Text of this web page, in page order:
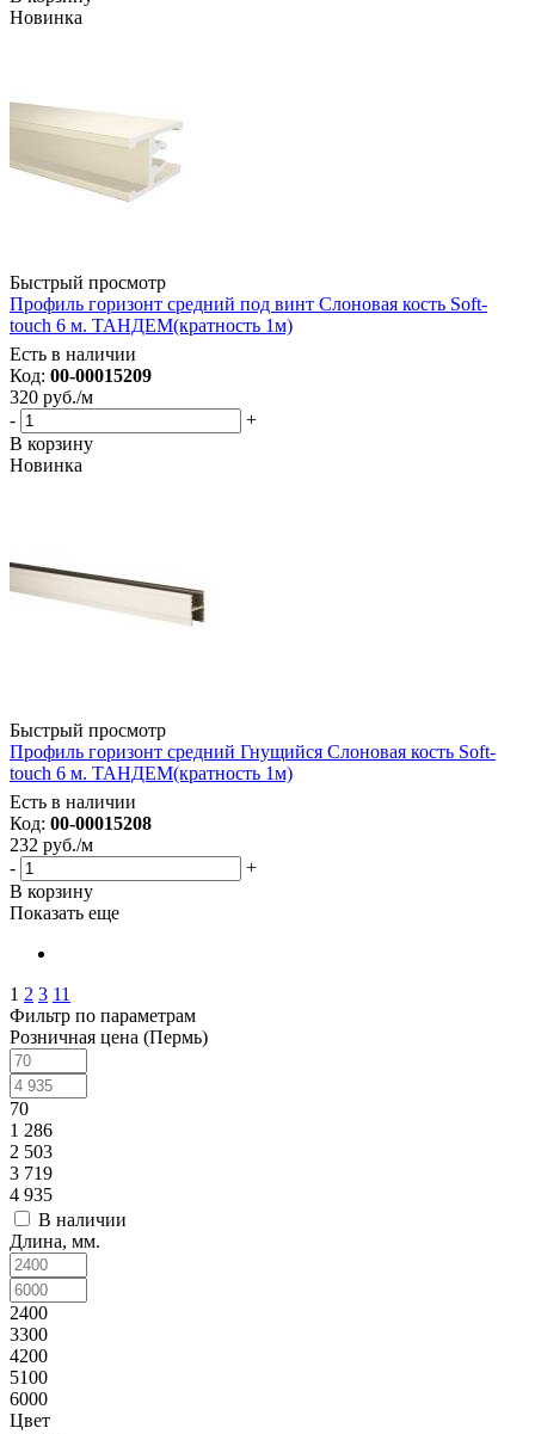
Новинка
Быстрый просмотр
Профиль горизонт средний под винт Слоновая кость Soft-
touch 6 м. ТАНДЕМ(кратность 1м)
Есть в наличии
Код: 00-00015209
320 руб./м
-
+
В корзину
Новинка
Быстрый просмотр
Профиль горизонт средний Гнущийся Слоновая кость Soft-
touch 6 м. ТАНДЕМ(кратность 1м)
Есть в наличии
Код: 00-00015208
232 руб./м
-
+
В корзину
Показать еще
1 2 3 11
Фильтр по параметрам
Розничная цена (Пермь)
70
1 286
2 503
3 719
4 935
В наличии
Длина, мм.
2400
3300
4200
5100
6000
Цвет